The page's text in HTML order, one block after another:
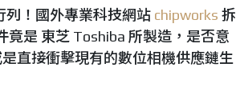
列！國外專業科技網站 chipworks 拆
竟是 東芝 Toshiba 所製造，是否意
直接衝擊現有的數位相機供應鏈生